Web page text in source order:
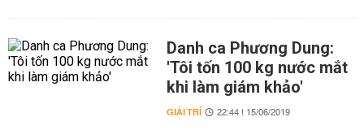
Danh ca Phương Dung:
'Tôi tốn 100 kg nước mắt
khi làm giám khảo'
GIẢI TRÍ 22:44 | 15/06/2019